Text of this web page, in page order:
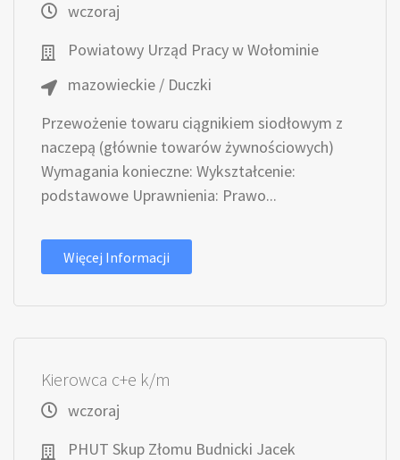
wczoraj
Powiatowy Urząd Pracy w Wołominie
mazowieckie / Duczki
Przewożenie towaru ciągnikiem siodłowym z
naczepą (głównie towarów żywnościowych)
Wymagania konieczne: Wykształcenie:
podstawowe Uprawnienia: Prawo...
Więcej Informacji
Kierowca c+e k/m
wczoraj
PHUT Skup Złomu Budnicki Jacek